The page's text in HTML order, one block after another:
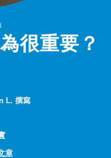
很重要？
L. 撰寫
章